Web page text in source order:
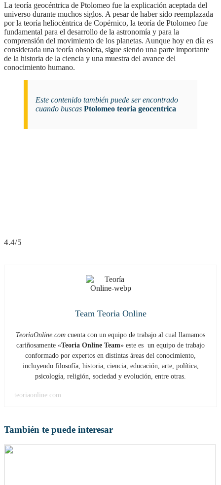
la teoría geocéntrica de Ptolomeo fue la explicación aceptada del
universo durante muchos siglos. A pesar de haber sido reemplazada
por la teoría heliocéntrica de Copérnico, la teoría de Ptolomeo fue
fundamental para el desarrollo de la astronomía y para la
comprensión del movimiento de los planetas. Aunque hoy en día es
considerada una teoría obsoleta, sigue siendo una parte importante
de la historia de la ciencia y una muestra del avance del
conocimiento humano.
Este contenido también puede ser encontrado
cuando buscas Ptolomeo teoria geocentrica
4.4/5
Team Teoria Online
TeoriaOnline.com cuenta con un equipo de trabajo al cual llamamos
cariñosamente «Teoria Online Team» este es un equipo de trabajo
conformado por expertos en distintas áreas del conocimiento,
incluyendo filosofía, historia, ciencia, educación, arte, política,
psicología, religión, sociedad y evolución, entre otras.
teoriaonline.com
También te puede interesar